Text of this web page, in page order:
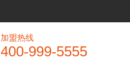
加盟热线
400-999-5555